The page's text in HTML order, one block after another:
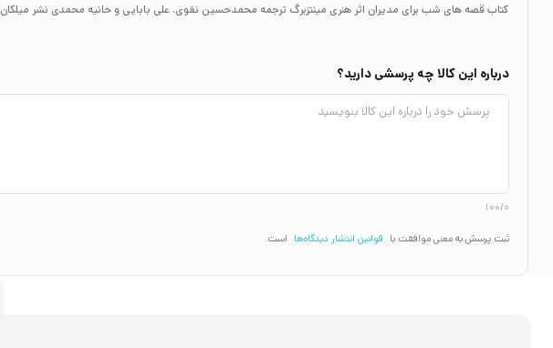
کتاب قصه های شب برای مدیران اثر هنری مینتزبرگ ترجمه محمدحسین نقوی، علی بابایی و حانیه محمدی نشر میلکان
درباره این کالا چه پرسشی دارید؟
100/0
ثبت پرسش به معنی موافقت با قوانین انتشار دیدگاه‌ها است.